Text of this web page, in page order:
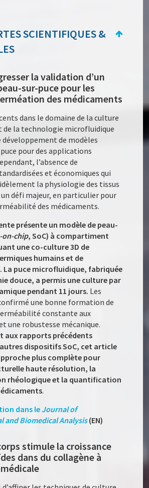
SCIENTIFIQUES &
la validation d’un
sur-puce pour les
des médicaments
dans le domaine de la culture
de la technologie microfluidique
de modèles
pour des applications
l’absence de
et économiques qui
la physiologie des tissus
défi majeur, en particulier pour
des médicaments.
présente un modèle de peau-
on-chip, SoC) à compartiment
une co-culture 3D de
humains et de
La puce microfluidique, fabriquée
douce, a permis une culture par
pendant 11 jours. Les
une bonne formation de
constante aux
une robustesse mécanique.
aux rapports précédents
dispositifs SoC, cet article
plus complète pour
haute résolution, la
rhéologique et la quantification
.
dans le Journal of
and Biomedical Analysis(EN)
stimule la croissance
dans du collagène à